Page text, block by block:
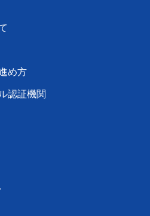
め方
認証機関